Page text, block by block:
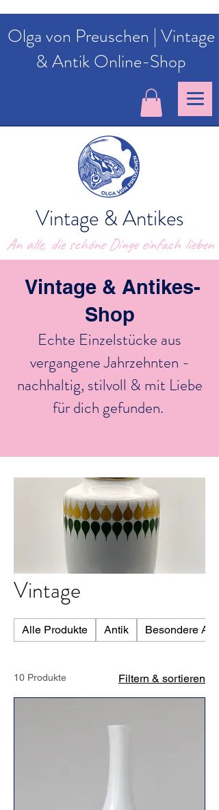
Olga von Preuschen | Vintage
& Antik Online-Shop
Vintage & Antikes
An alle, die schöne Dinge einfach lieben
Vintage & Antikes-
Shop
Echte Einzelstücke aus
vergangene Jahrzehnten -
nachhaltig, stilvoll & mit Liebe
für dich gefunden.
Vintage
Alle Produkte Antik Besondere
10 Produkte Filtern & sortieren